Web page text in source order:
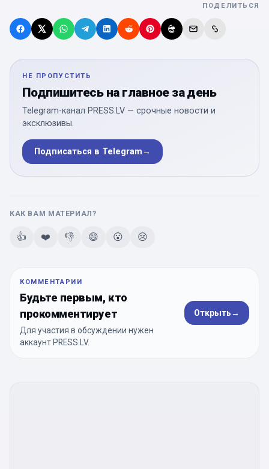
ПОДЕЛИТЬСЯ
НЕ ПРОПУСТИТЬ
Подпишитесь на главное за день
Telegram-канал PRESS.LV — срочные новости и
эксклюзивы.
Подписаться в Telegram→
КАК ВАМ МАТЕРИАЛ?
👍 ❤️ 👎 😄 😮 😢
КОММЕНТАРИИ
Будьте первым, кто
прокомментирует
Для участия в обсуждении нужен
аккаунт PRESS.LV.
Открыть→